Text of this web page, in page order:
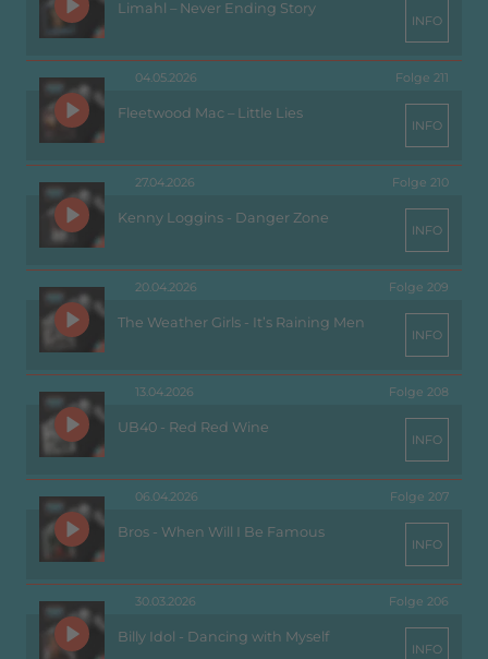
Limahl – Never Ending Story
INFO
04.05.2026 Folge 211
Fleetwood Mac – Little Lies
INFO
27.04.2026 Folge 210
Kenny Loggins - Danger Zone
INFO
20.04.2026 Folge 209
The Weather Girls - It’s Raining Men
INFO
13.04.2026 Folge 208
UB40 - Red Red Wine
INFO
06.04.2026 Folge 207
Bros - When Will I Be Famous
INFO
30.03.2026 Folge 206
Billy Idol - Dancing with Myself
INFO